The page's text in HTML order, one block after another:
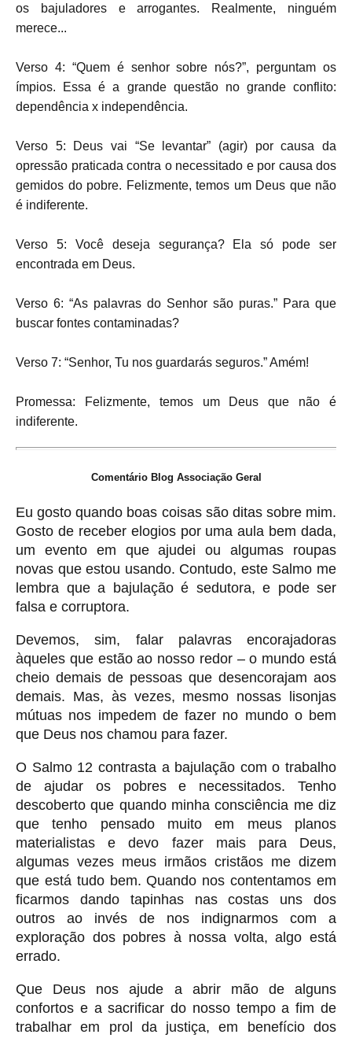
os bajuladores e arrogantes. Realmente, ninguém
merece...
Verso 4: “Quem é senhor sobre nós?”, perguntam os
ímpios. Essa é a grande questão no grande conflito:
dependência x independência.
Verso 5: Deus vai “Se levantar” (agir) por causa da
opressão praticada contra o necessitado e por causa dos
gemidos do pobre. Felizmente, temos um Deus que não
é indiferente.
Verso 5: Você deseja segurança? Ela só pode ser
encontrada em Deus.
Verso 6: “As palavras do Senhor são puras.” Para que
buscar fontes contaminadas?
Verso 7: “Senhor, Tu nos guardarás seguros.” Amém!
Promessa: Felizmente, temos um Deus que não é
indiferente.
Comentário Blog Associação Geral
Eu gosto quando boas coisas são ditas sobre mim.
Gosto de receber elogios por uma aula bem dada,
um evento em que ajudei ou algumas roupas
novas que estou usando. Contudo, este Salmo me
lembra que a bajulação é sedutora, e pode ser
falsa e corruptora.
Devemos, sim, falar palavras encorajadoras
àqueles que estão ao nosso redor – o mundo está
cheio demais de pessoas que desencorajam aos
demais. Mas, às vezes, mesmo nossas lisonjas
mútuas nos impedem de fazer no mundo o bem
que Deus nos chamou para fazer.
O Salmo 12 contrasta a bajulação com o trabalho
de ajudar os pobres e necessitados. Tenho
descoberto que quando minha consciência me diz
que tenho pensado muito em meus planos
materialistas e devo fazer mais para Deus,
algumas vezes meus irmãos cristãos me dizem
que está tudo bem. Quando nos contentamos em
ficarmos dando tapinhas nas costas uns dos
outros ao invés de nos indignarmos com a
exploração dos pobres à nossa volta, algo está
errado.
Que Deus nos ajude a abrir mão de alguns
confortos e a sacrificar do nosso tempo a fim de
trabalhar em prol da justiça, em benefício dos